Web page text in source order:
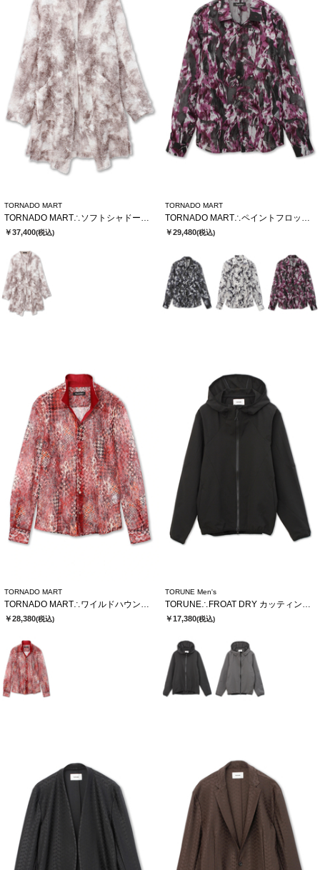
TORNADO MART
TORNADO MART∴ソフトシャドーカットJQロングカーデ
￥37,400(税込)
TORNADO MART
TORNADO MART∴ペイントフロッキーオーガンジーシャツ
￥29,480(税込)
TORNADO MART
￥28,380(税込)
TORUNE Men's
￥17,380(税込)